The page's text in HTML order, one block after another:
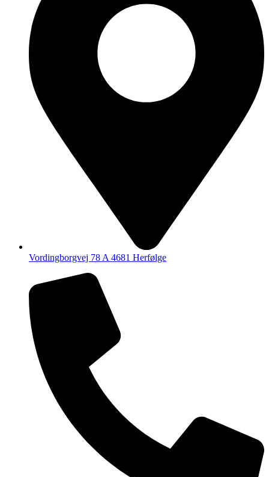
Vordingborgvej 78 A 4681 Herfølge